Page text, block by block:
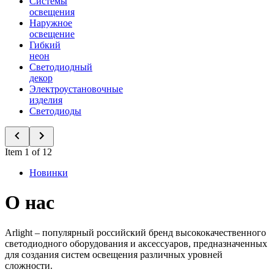
освещения
Наружное
освещение
Гибкий
неон
Светодиодный
декор
Электроустановочные
изделия
Светодиоды
Item 1 of 12
Новинки
О нас
Arlight – популярный российский бренд высококачественного
светодиодного оборудования и аксессуаров, предназначенных
для создания систем освещения различных уровней
сложности.